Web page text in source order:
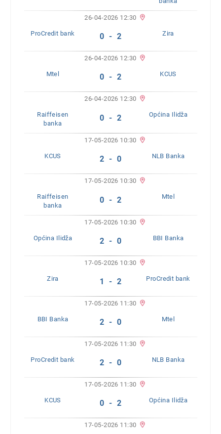
26-04-2026 12:30
ProCredit bank 0 - 2 Zira
26-04-2026 12:30
Mtel 0 - 2 KCUS
26-04-2026 12:30
Raiffeisen
banka
0 - 2 Općina Ilidža
17-05-2026 10:30
KCUS 2 - 0 NLB Banka
17-05-2026 10:30
Raiffeisen
banka
0 - 2 Mtel
17-05-2026 10:30
Općina Ilidža 2 - 0 BBI Banka
17-05-2026 10:30
Zira 1 - 2 ProCredit bank
17-05-2026 11:30
BBI Banka 2 - 0 Mtel
17-05-2026 11:30
ProCredit bank 2 - 0 NLB Banka
17-05-2026 11:30
KCUS 0 - 2 Općina Ilidža
17-05-2026 11:30